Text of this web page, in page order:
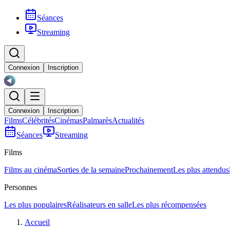
Séances
Streaming
Connexion Inscription
Connexion Inscription
FilmsCélébritésCinémasPalmarèsActualités
Séances
Streaming
Films
Films au cinémaSorties de la semaineProchainementLes plus attendus
Personnes
Les plus populairesRéalisateurs en salleLes plus récompensées
Accueil